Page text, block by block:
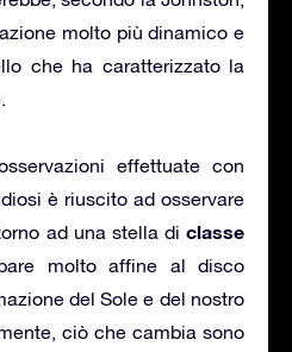
molto più dinamico e
che ha caratterizzato la
effettuate con
è riuscito ad osservare
ad una stella di classe
molto affine al disco
del Sole e del nostro
ciò che cambia sono